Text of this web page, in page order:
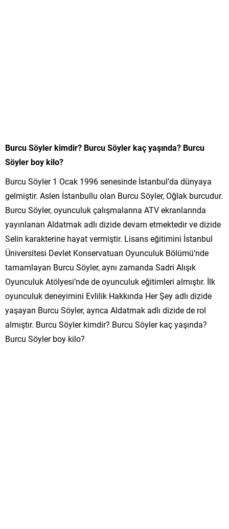
Burcu Söyler kimdir? Burcu Söyler kaç yaşında? Burcu
Söyler boy kilo?
Burcu Söyler 1 Ocak 1996 senesinde İstanbul’da dünyaya
gelmiştir. Aslen İstanbullu olan Burcu Söyler, Oğlak burcudur.
Burcu Söyler, oyunculuk çalışmalarına ATV ekranlarında
yayınlanan Aldatmak adlı dizide devam etmektedir ve dizide
Selin karakterine hayat vermiştir. Lisans eğitimini İstanbul
Üniversitesi Devlet Konservatuarı Oyunculuk Bölümü’nde
tamamlayan Burcu Söyler, aynı zamanda Sadri Alışık
Oyunculuk Atölyesi’nde de oyunculuk eğitimleri almıştır. İlk
oyunculuk deneyimini Evlilik Hakkında Her Şey adlı dizide
yaşayan Burcu Söyler, ayrıca Aldatmak adlı dizide de rol
almıştır. Burcu Söyler kimdir? Burcu Söyler kaç yaşında?
Burcu Söyler boy kilo?